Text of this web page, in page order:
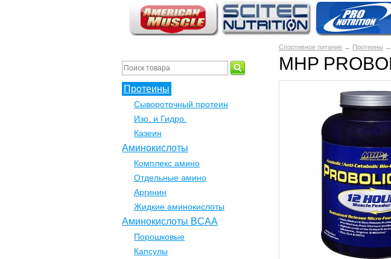
Спортивное питание → Протеины →
MHP
Протеины
Сывороточный протеин
Изо. и Гидро.
Казеин
Аминокислоты
Комплекс амино
Отдельные амино
Аргинин
Жидкие аминокислоты
Аминокислоты BCAA
Порошковые
Капсулы